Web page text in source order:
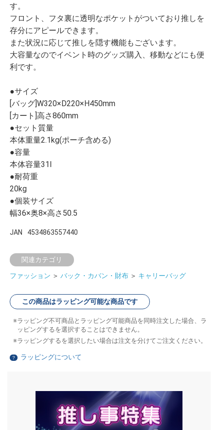
す。
フロント、フタ裏に透明なポケットがついており推しを
存分にアピールできます。
また状況に応じて推しを隠す機能もございます。
大容量なのでイベント時のグッズ購入、移動などにも便
利です。
●サイズ
[バッグ]W320×D220×H450mm
[カート]高さ860mm
●セット質量
本体重量2.1kg(ポーチ含める)
●容量
本体容量31l
●耐荷重
20kg
●個装サイズ
幅36×奥8×高さ50.5
JAN 4534863557440
関連カテゴリ
ファッション ＞ バック・カバン・財布 ＞ キャリーバッグ
この商品はラッピング可能な商品です
ラッピング不可商品とラッピング可能商品を同時注文した場合、ラ
ッピングするを選択することはできません。
ラッピングするを選択したい場合は注文を分けてご注文ください。
？ ラッピングについて